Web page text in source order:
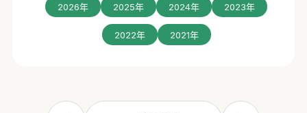
2026年 2025年 2024年 2023年
2022年 2021年